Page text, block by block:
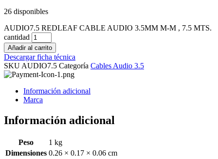
26 disponibles
AUDIO7.5 REDLEAF CABLE AUDIO 3.5MM M-M , 7.5 MTS.
cantidad
Añadir al carrito
Descargar ficha técnica
SKU AUDIO7.5 Categoría Cables Audio 3.5
Información adicional
Marca
Información adicional
Peso
1 kg
Dimensiones 0.26 × 0.17 × 0.06 cm